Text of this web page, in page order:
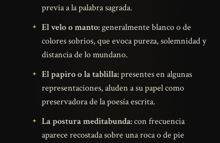
previa a la palabra sagrada.
El velo o manto:generalmente blanco o de
colores sobrios, que evoca pureza, solemnidad y
distancia de lo mundano.
El papiro o la tablilla:presentes en algunas
representaciones, aluden a su papel como
preservadora de la poesía escrita.
La postura meditabunda:con frecuencia
aparece recostada sobre una roca o de pie